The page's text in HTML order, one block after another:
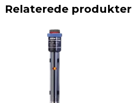
Relaterede produkter